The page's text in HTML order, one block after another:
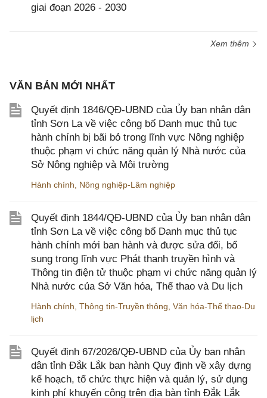
giai đoạn 2026 - 2030
Xem thêm
VĂN BẢN MỚI NHẤT
Quyết định 1846/QĐ-UBND của Ủy ban nhân dân
tỉnh Sơn La về việc công bố Danh mục thủ tục
hành chính bị bãi bỏ trong lĩnh vực Nông nghiệp
thuộc phạm vi chức năng quản lý Nhà nước của
Sở Nông nghiệp và Môi trường
Hành chính Nông nghiệp-Lâm nghiệp
Quyết định 1844/QĐ-UBND của Ủy ban nhân dân
tỉnh Sơn La về việc công bố Danh mục thủ tục
hành chính mới ban hành và được sửa đổi, bổ
sung trong lĩnh vực Phát thanh truyền hình và
Thông tin điện tử thuộc phạm vi chức năng quản lý
Nhà nước của Sở Văn hóa, Thể thao và Du lịch
Hành chính Thông tin-Truyền thông Văn hóa-Thể thao-Du
lịch
Quyết định 67/2026/QĐ-UBND của Ủy ban nhân
dân tỉnh Đắk Lắk ban hành Quy định về xây dựng
kế hoạch, tổ chức thực hiện và quản lý, sử dụng
kinh phí khuyến công trên địa bàn tỉnh Đắk Lắk